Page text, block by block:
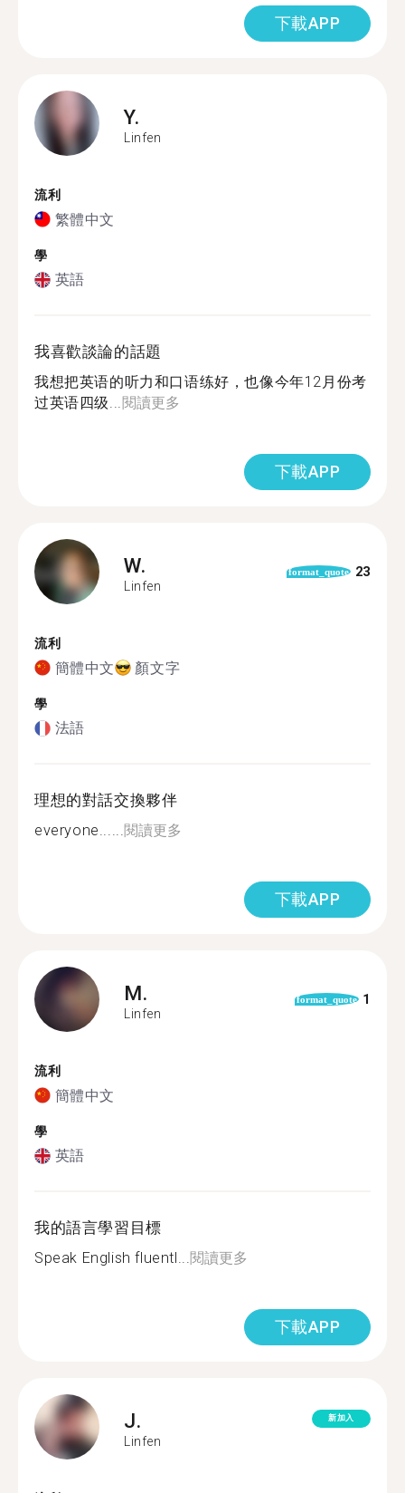
下載APP
Y.
Linfen
流利
繁體中文
學
英語
我喜歡談論的話題
我想把英语的听力和口语练好，也像今年12月份考
过英语四级...閱讀更多
下載APP
W.
Linfen
format_quote 23
流利
簡體中文 顏文字
學
法語
理想的對話交換夥伴
everyone......閱讀更多
下載APP
M.
Linfen
format_quote 1
流利
簡體中文
學
英語
我的語言學習目標
Speak English fluentl...閱讀更多
下載APP
J.
Linfen
新加入